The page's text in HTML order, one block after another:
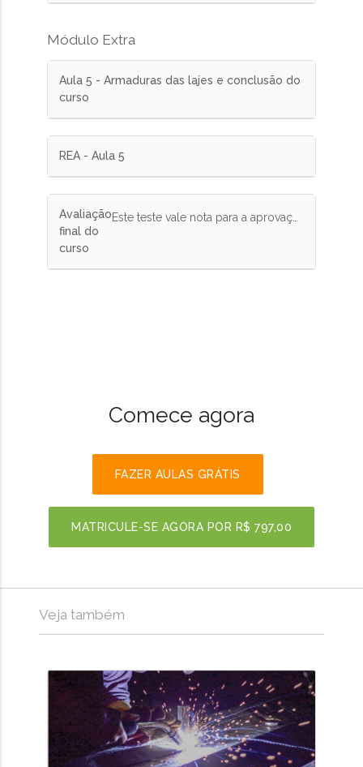
Módulo Extra
Aula 5 - Armaduras das lajes e conclusão do
curso
REA - Aula 5
Avaliação
final do
curso
Comece agora
FAZER AULAS GRÁTIS
MATRICULE-SE AGORA POR R$ 797,00
Veja também